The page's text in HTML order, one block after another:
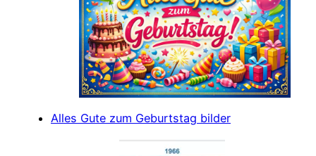
Alles Gute zum Geburtstag bilder